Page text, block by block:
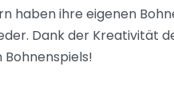
haben ihre eigenen
Dank der Kreativität